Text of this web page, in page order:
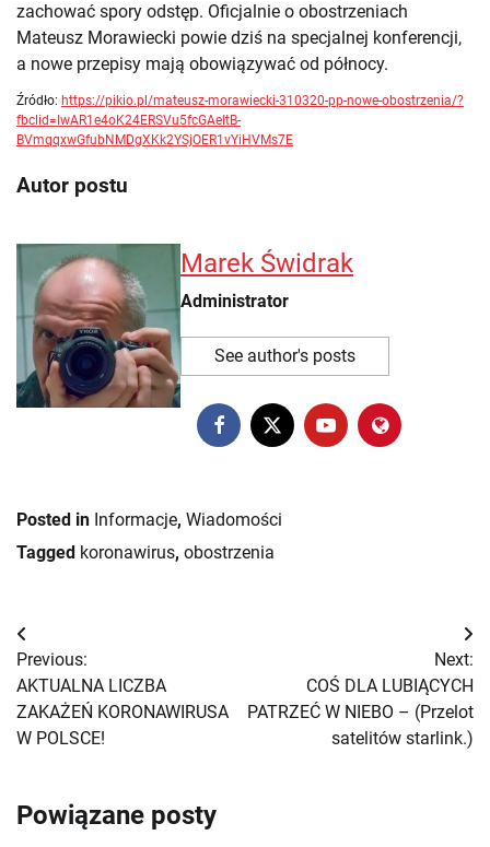
zachować spory odstęp. Oficjalnie o obostrzeniach
Mateusz Morawiecki powie dziś na specjalnej konferencji,
a nowe przepisy mają obowiązywać od północy.
Źródło: https://pikio.pl/mateusz-morawiecki-310320-pp-nowe-obostrzenia/?
fbclid=IwAR1e4oK24ERSVu5fcGAeItB-
BVmqqxwGfubNMDgXKk2YSjOER1vYiHVMs7E
Autor postu
Marek Świdrak
Administrator
See author's posts
Posted in Informacje, Wiadomości
Tagged koronawirus, obostrzenia
Nawigacja
wpisu
Previous:
AKTUALNA LICZBA
ZAKAŻEŃ KORONAWIRUSA
W POLSCE!
Next:
COŚ DLA LUBIĄCYCH
PATRZEĆ W NIEBO – (Przelot
satelitów starlink.)
Powiązane posty